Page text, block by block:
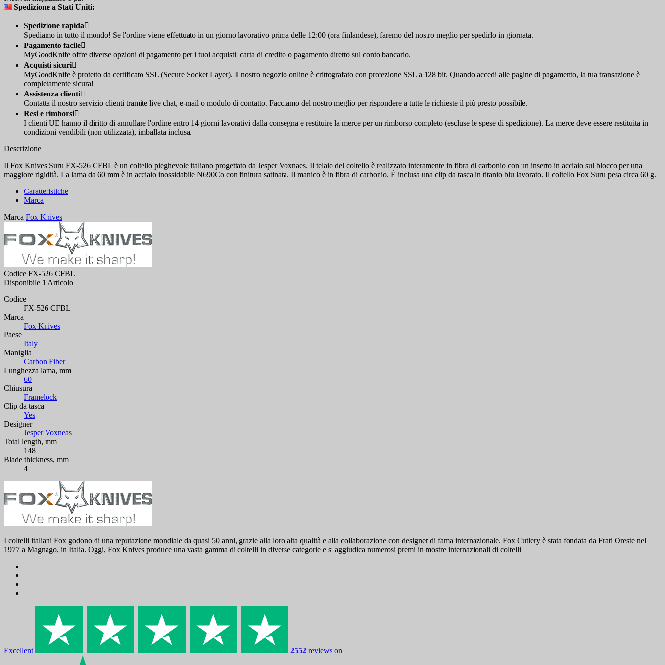
Spedizione a Stati Uniti:
Spedizione rapida
Spediamo in tutto il mondo! Se l'ordine viene effettuato in un giorno lavorativo prima delle 12:00 (ora finlandese), faremo del nostro meglio per spedirlo in giornata.
Pagamento facile
MyGoodKnife offre diverse opzioni di pagamento per i tuoi acquisti: carta di credito o pagamento diretto sul conto bancario.
Acquisti sicuri
MyGoodKnife è protetto da certificato SSL (Secure Socket Layer). Il nostro negozio online è crittografato con protezione SSL a 128 bit. Quando accedi alle pagine di pagamento, la tua transazione è
completamente sicura!
Assistenza clienti
Contatta il nostro servizio clienti tramite live chat, e-mail o modulo di contatto. Facciamo del nostro meglio per rispondere a tutte le richieste il più presto possibile.
Resi e rimborsi
I clienti UE hanno il diritto di annullare l'ordine entro 14 giorni lavorativi dalla consegna e restituire la merce per un rimborso completo (escluse le spese di spedizione). La merce deve essere restituita in
condizioni vendibili (non utilizzata), imballata inclusa.
Descrizione
Il Fox Knives Suru FX-526 CFBL è un coltello pieghevole italiano progettato da Jesper Voxnaes. Il telaio del coltello è realizzato interamente in fibra di carbonio con un inserto in acciaio sul blocco per una
maggiore rigidità. La lama da 60 mm è in acciaio inossidabile N690Co con finitura satinata. Il manico è in fibra di carbonio. È inclusa una clip da tasca in titanio blu lavorato. Il coltello Fox Suru pesa circa 60 g.
Caratteristiche
Marca
Marca Fox Knives
Codice FX-526 CFBL
Disponibile 1 Articolo
Codice
FX-526 CFBL
Marca
Fox Knives
Paese
Italy
Maniglia
Carbon Fiber
Lunghezza lama, mm
60
Chiusura
Framelock
Clip da tasca
Yes
Designer
Jesper Voxneas
Total length, mm
148
Blade thickness, mm
4
I coltelli italiani Fox godono di una reputazione mondiale da quasi 50 anni, grazie alla loro alta qualità e alla collaborazione con designer di fama internazionale. Fox Cutlery è stata fondata da Frati Oreste nel
1977 a Magnago, in Italia. Oggi, Fox Knives produce una vasta gamma di coltelli in diverse categorie e si aggiudica numerosi premi in mostre internazionali di coltelli.
Excellent 2552 reviews on